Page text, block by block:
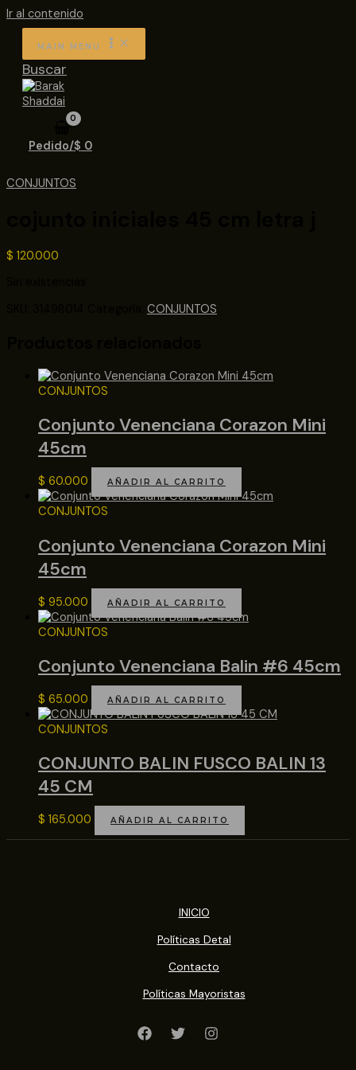
Ir al contenido
MAIN MENU
Buscar
Pedido/$ 0
CONJUNTOS
$ 120.000
CONJUNTOS
CONJUNTOS
Conjunto Venenciana Corazon Mini
45cm
$ 60.000 AÑADIR AL CARRITO
CONJUNTOS
Conjunto Venenciana Corazon Mini
45cm
$ 95.000 AÑADIR AL CARRITO
CONJUNTOS
Conjunto Venenciana Balin #6 45cm
$ 65.000 AÑADIR AL CARRITO
CONJUNTOS
CONJUNTO BALIN FUSCO BALIN 13
45 CM
$ 165.000 AÑADIR AL CARRITO
INICIO
Políticas Detal
Contacto
Políticas Mayoristas